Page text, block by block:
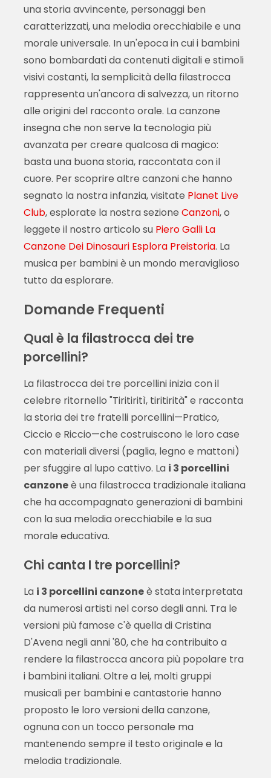
una storia avvincente, personaggi ben
caratterizzati, una melodia orecchiabile e una
morale universale. In un'epoca in cui i bambini
sono bombardati da contenuti digitali e stimoli
visivi costanti, la semplicità della filastrocca
rappresenta un'ancora di salvezza, un ritorno
alle origini del racconto orale. La canzone
insegna che non serve la tecnologia più
avanzata per creare qualcosa di magico:
basta una buona storia, raccontata con il
cuore. Per scoprire altre canzoni che hanno
segnato la nostra infanzia, visitate Planet Live
Club, esplorate la nostra sezione Canzoni, o
leggete il nostro articolo su Piero Galli La
Canzone Dei Dinosauri Esplora Preistoria. La
musica per bambini è un mondo meraviglioso
tutto da esplorare.
Domande Frequenti
Qual è la filastrocca dei tre
porcellini?
La filastrocca dei tre porcellini inizia con il
celebre ritornello "Tiritiritì, tiritirità" e racconta
la storia dei tre fratelli porcellini—Pratico,
Ciccio e Riccio—che costruiscono le loro case
con materiali diversi (paglia, legno e mattoni)
per sfuggire al lupo cattivo. La i 3 porcellini
canzoneè una filastrocca tradizionale italiana
che ha accompagnato generazioni di bambini
con la sua melodia orecchiabile e la sua
morale educativa.
Chi canta I tre porcellini?
La i 3 porcellini canzoneè stata interpretata
da numerosi artisti nel corso degli anni. Tra le
versioni più famose c'è quella di Cristina
D'Avena negli anni '80, che ha contribuito a
rendere la filastrocca ancora più popolare tra
i bambini italiani. Oltre a lei, molti gruppi
musicali per bambini e cantastorie hanno
proposto le loro versioni della canzone,
ognuna con un tocco personale ma
mantenendo sempre il testo originale e la
melodia tradizionale.